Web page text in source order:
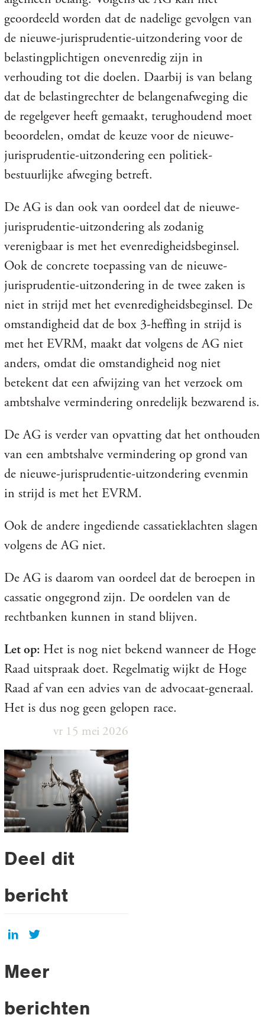
geoordeeld worden dat de nadelige gevolgen van
de nieuwe-jurisprudentie-uitzondering voor de
belastingplichtigen onevenredig zijn in
verhouding tot die doelen. Daarbij is van belang
dat de belastingrechter de belangenafweging die
de regelgever heeft gemaakt, terughoudend moet
beoordelen, omdat de keuze voor de nieuwe-
jurisprudentie-uitzondering een politiek-
bestuurlijke afweging betreft.
De AG is dan ook van oordeel dat de nieuwe-
jurisprudentie-uitzondering als zodanig
verenigbaar is met het evenredigheidsbeginsel.
Ook de concrete toepassing van de nieuwe-
jurisprudentie-uitzondering in de twee zaken is
niet in strijd met het evenredigheidsbeginsel. De
omstandigheid dat de box 3-heffing in strijd is
met het EVRM, maakt dat volgens de AG niet
anders, omdat die omstandigheid nog niet
betekent dat een afwijzing van het verzoek om
ambtshalve vermindering onredelijk bezwarend is.
De AG is verder van opvatting dat het onthouden
van een ambtshalve vermindering op grond van
de nieuwe-jurisprudentie-uitzondering evenmin
in strijd is met het EVRM.
Ook de andere ingediende cassatieklachten slagen
volgens de AG niet.
De AG is daarom van oordeel dat de beroepen in
cassatie ongegrond zijn. De oordelen van de
rechtbanken kunnen in stand blijven.
Let op: Het is nog niet bekend wanneer de Hoge
Raad uitspraak doet. Regelmatig wijkt de Hoge
Raad af van een advies van de advocaat-generaal.
Het is dus nog geen gelopen race.
vr 15 mei 2026
Deel dit
bericht
Meer
berichten